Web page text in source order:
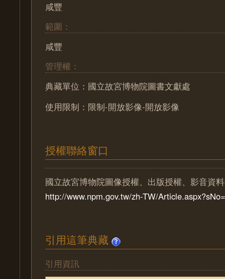
咸豐
範圍：
咸豐
管理權：
典藏單位：國立故宮博物院圖書文獻處
使用限制：限制-開放影像-開放影像
授權聯絡窗口
國立故宮博物院圖像授權、出版授權、影音資
http://www.npm.gov.tw/zh-TW/
引用這筆典藏
引用資訊